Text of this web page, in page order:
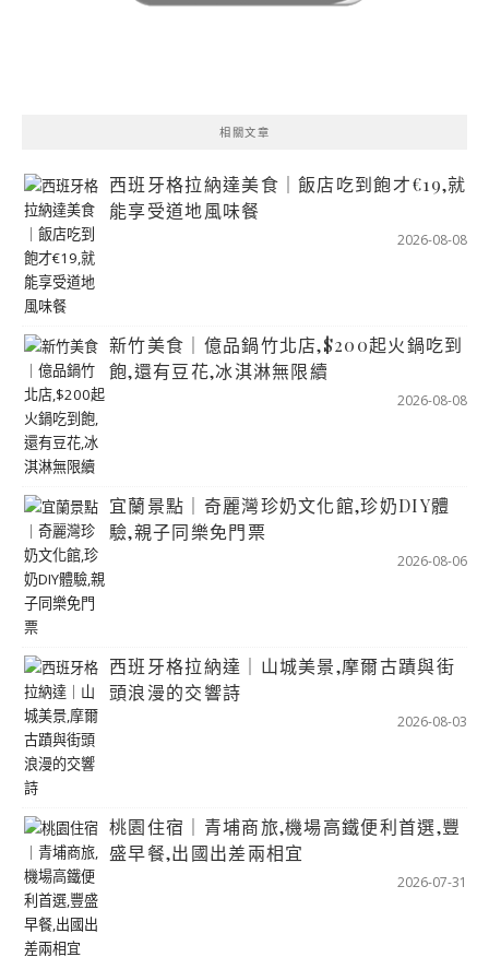
相關文章
西班牙格拉納達美食｜飯店吃到飽才€19,就
能享受道地風味餐
2026-08-08
新竹美食｜億品鍋竹北店,$200起火鍋吃到
飽,還有豆花,冰淇淋無限續
2026-08-08
宜蘭景點｜奇麗灣珍奶文化館,珍奶DIY體
驗,親子同樂免門票
2026-08-06
西班牙格拉納達｜山城美景,摩爾古蹟與街
頭浪漫的交響詩
2026-08-03
桃園住宿｜青埔商旅,機場高鐵便利首選,豐
盛早餐,出國出差兩相宜
2026-07-31